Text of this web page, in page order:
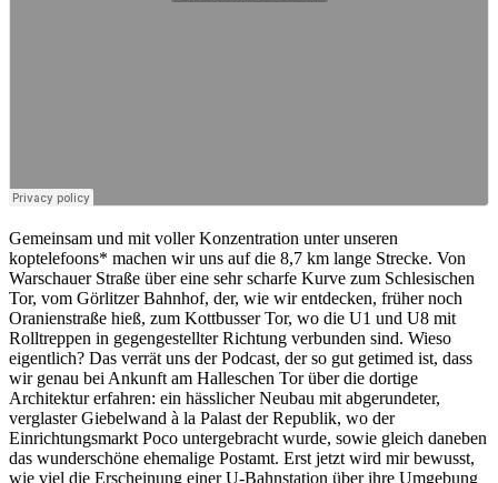
Gemeinsam und mit voller Konzentration unter unseren
koptelefoons* machen wir uns auf die 8,7 km lange Strecke. Von
Warschauer Straße über eine sehr scharfe Kurve zum Schlesischen
Tor, vom Görlitzer Bahnhof, der, wie wir entdecken, früher noch
Oranienstraße hieß, zum Kottbusser Tor, wo die U1 und U8 mit
Rolltreppen in gegengestellter Richtung verbunden sind. Wieso
eigentlich? Das verrät uns der Podcast, der so gut getimed ist, dass
wir genau bei Ankunft am Halleschen Tor über die dortige
Architektur erfahren: ein hässlicher Neubau mit abgerundeter,
verglaster Giebelwand à la Palast der Republik, wo der
Einrichtungsmarkt Poco untergebracht wurde, sowie gleich daneben
das wunderschöne ehemalige Postamt. Erst jetzt wird mir bewusst,
wie viel die Erscheinung einer U-Bahnstation über ihre Umgebung